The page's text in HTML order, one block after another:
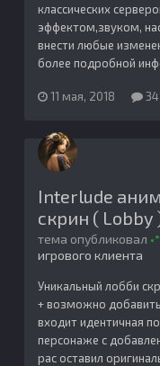
классических
эффектом,звуком,
внести любые
более подробной
11 мая, 2018
Interlude
скрин ( Lobby
тема опубликовал
игрового клиента
Уникальный лобби
+ возможно
входит идентичная
персонаже с
рас оставил